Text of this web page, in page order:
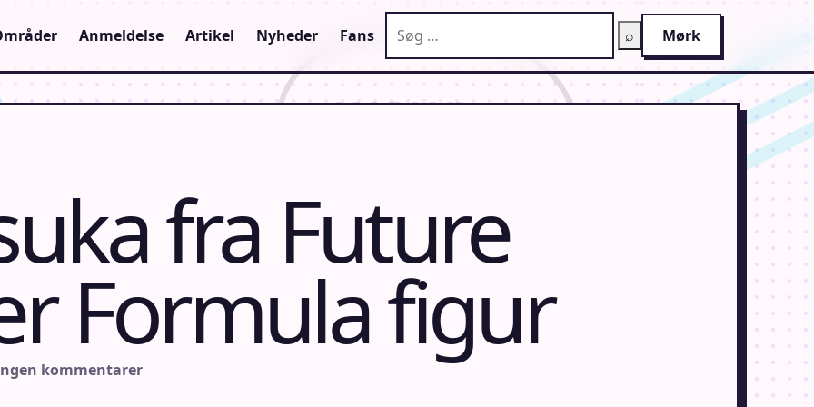
Anmeldelse Artikel Nyheder Fans ⌕ Mørk
fra Future
Formula figur
kommentarer